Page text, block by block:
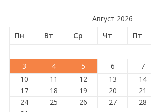
Август 2026
Пн
Вт Ср Чт Пт
3
4 5 6 7
10
11 12 13 14
17
18 19 20 21
24
25 26 27 28